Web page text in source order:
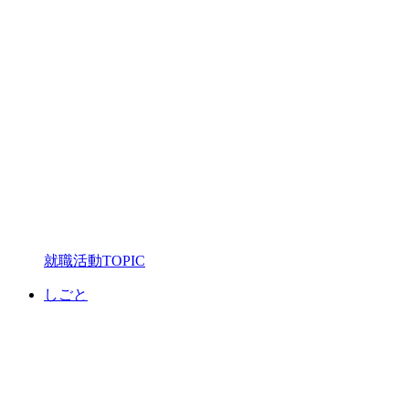
就職活動TOPIC
しごと